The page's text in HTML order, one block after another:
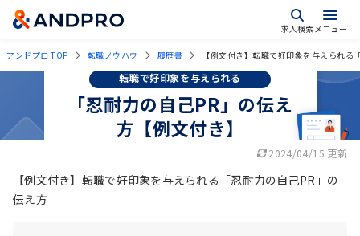
求人検索メニュー
アンドプロ TOP 転職ノウハウ 履歴書 【例文付き】転職で好印象を与えられる
転職で好印象を与えられる
「忍耐力の自己PR」の伝え
方【例文付き】
2024/04/15 更新
【例文付き】転職で好印象を与えられる「忍耐力の自己PR」の
伝え方